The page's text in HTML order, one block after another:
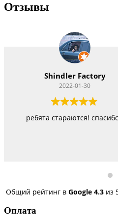
Отзывы
Vitacom
Работают как черти,
Общий рейтинг в Google 4.3 из
Оплата